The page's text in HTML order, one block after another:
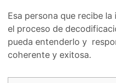
Esa persona que recibe
el proceso de
pueda entenderlo y
coherente y exitosa.